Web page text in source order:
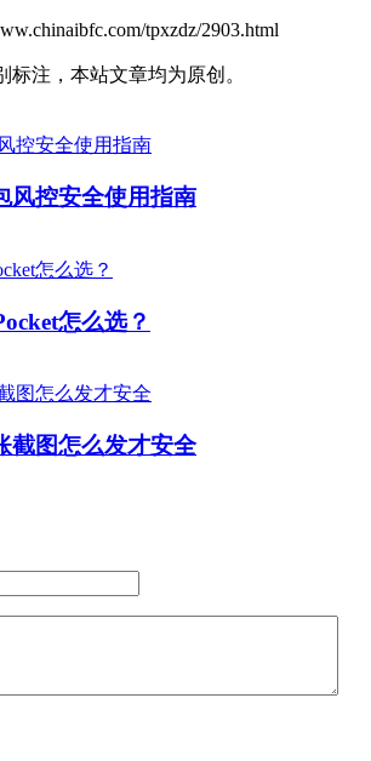
tpxzdz/2903.html
标注，本站文章均为原创。
风控安全使用指南
怎么选？
截图怎么发才安全